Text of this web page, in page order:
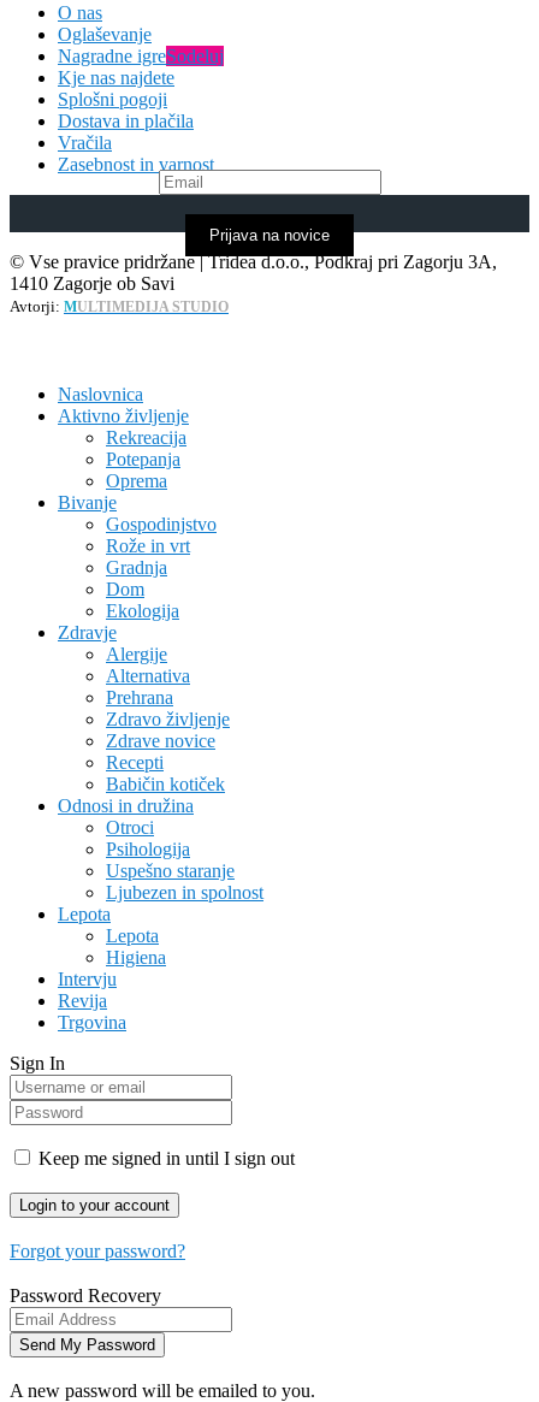
O nas
Oglaševanje
Nagradne igreSodeluj
Kje nas najdete
Splošni pogoji
Dostava in plačila
Vračila
Zasebnost in varnost
Prijava na novice
© Vse pravice pridržane | Tridea d.o.o., Podkraj pri Zagorju 3A,
1410 Zagorje ob Savi
Avtorji: MULTIMEDIJA STUDIO
Naslovnica
Aktivno življenje
Rekreacija
Potepanja
Oprema
Bivanje
Gospodinjstvo
Rože in vrt
Gradnja
Dom
Ekologija
Zdravje
Alergije
Alternativa
Prehrana
Zdravo življenje
Zdrave novice
Recepti
Babičin kotiček
Odnosi in družina
Otroci
Psihologija
Uspešno staranje
Ljubezen in spolnost
Lepota
Lepota
Higiena
Intervju
Revija
Trgovina
Sign In
Keep me signed in until I sign out
Forgot your password?
Password Recovery
A new password will be emailed to you.